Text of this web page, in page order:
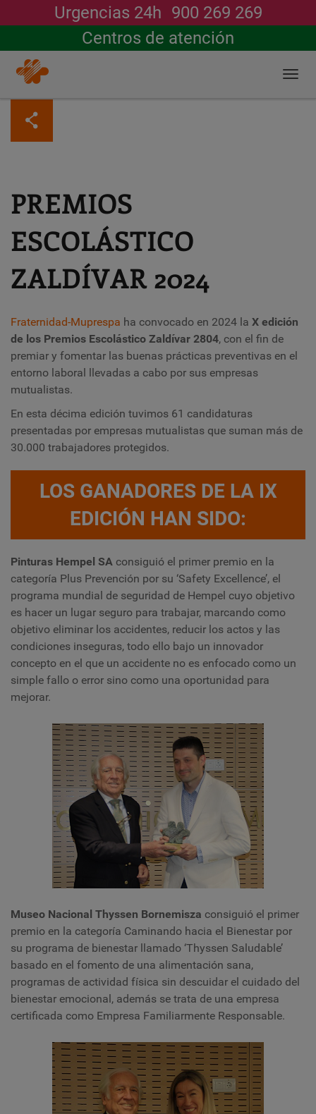
contenido
principal
Urgencias 24h 900 269 269
Centros de atención
Buscar
PREMIOS
ESCOLÁSTICO
ZALDÍVAR 2024
Fraternidad-Muprespa ha convocado en 2024 la X edición
de los Premios Escolástico Zaldívar 2804, con el fin de
premiar y fomentar las buenas prácticas preventivas en el
entorno laboral llevadas a cabo por sus empresas
mutualistas.
En esta décima edición tuvimos 61 candidaturas
presentadas por empresas mutualistas que suman más de
30.000 trabajadores protegidos.
LOS GANADORES DE LA IX
EDICIÓN HAN SIDO:
Pinturas Hempel SA consiguió el primer premio en la
categoría Plus Prevención por su ‘Safety Excellence’, el
programa mundial de seguridad de Hempel cuyo objetivo
es hacer un lugar seguro para trabajar, marcando como
objetivo eliminar los accidentes, reducir los actos y las
condiciones inseguras, todo ello bajo un innovador
concepto en el que un accidente no es enfocado como un
simple fallo o error sino como una oportunidad para
mejorar.
Museo Nacional Thyssen Bornemisza consiguió el primer
premio en la categoría Caminando hacia el Bienestar por
su programa de bienestar llamado ‘Thyssen Saludable’
basado en el fomento de una alimentación sana,
programas de actividad física sin descuidar el cuidado del
bienestar emocional, además se trata de una empresa
certificada como Empresa Familiarmente Responsable.